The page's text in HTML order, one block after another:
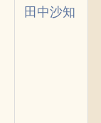
田中沙知